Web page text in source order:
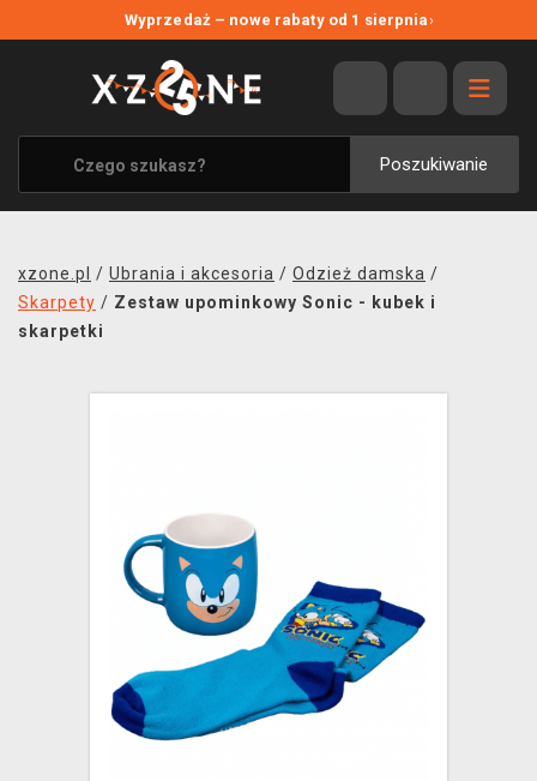
Wyprzedaż – nowe rabaty od 1 sierpnia›
Poszukiwanie
WYPRZEDAŻ
WSZYSTKIE MARKI
XZONE ORIGINALS
UBRANIA I AKCESORIA
SOUNDTRACKI
XZONE KLUB
xzone.pl / Ubrania i akcesoria / Odzież damska /
Skarpety / Zestaw upominkowy Sonic - kubek i
skarpetki